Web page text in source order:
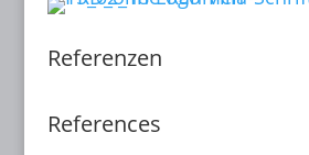
Referenzen
References